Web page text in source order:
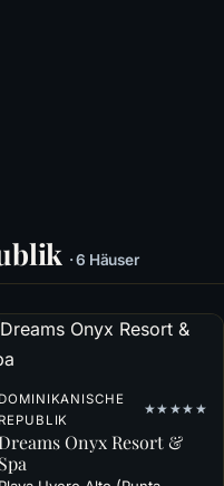
· 6 Häuser
DOMINIKANISCHE
REPUBLIK
★★★★★
Dreams Onyx Resort &
Spa